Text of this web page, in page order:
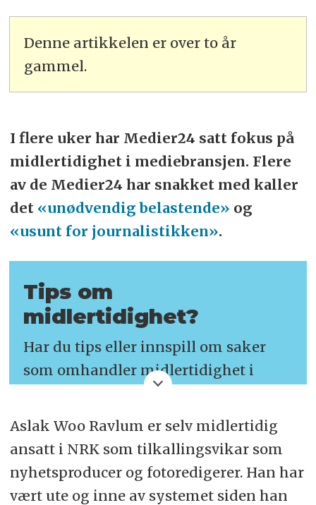
Denne artikkelen er over to år
gammel.
I flere uker har Medier24 satt fokus på
midlertidighet i mediebransjen. Flere
av de Medier24 har snakket med kaller
det «unødvendig belastende» og
«usunt for journalistikken».
Tips om
midlertidighet?
Har du tips eller innspill om saker
som omhandler midlertidighet i
Send oss en e-post til
tips@medier24.no
Aslak Woo Ravlum er selv midlertidig
ansatt i NRK som tilkallingsvikar som
nyhetsproducer og fotoredigerer. Han har
vært ute og inne av systemet siden han